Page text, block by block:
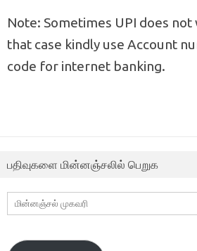
Note: Sometimes UPI does
that case kindly use Account
code for internet banking.
பதிவுகளை மின்னஞ்சலில் பெறுக
மின்னஞ்சல்
முகவரி